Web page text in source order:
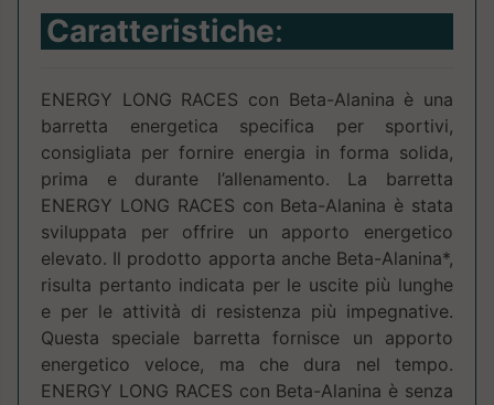
Caratteristiche:
ENERGY LONG RACES con Beta-Alanina è una
barretta energetica specifica per sportivi,
consigliata per fornire energia in forma solida,
prima e durante l’allenamento. La barretta
ENERGY LONG RACES con Beta-Alanina è stata
sviluppata per offrire un apporto energetico
elevato. Il prodotto apporta anche Beta-Alanina*,
risulta pertanto indicata per le uscite più lunghe
e per le attività di resistenza più impegnative.
Questa speciale barretta fornisce un apporto
energetico veloce, ma che dura nel tempo.
ENERGY LONG RACES con Beta-Alanina è senza